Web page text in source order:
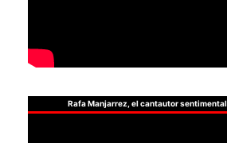
Rafa Manjarrez, el cantautor sentimental